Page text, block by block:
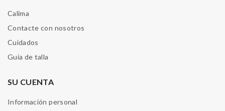
Calima
Contacte con nosotros
Cuidados
Guía de talla
SU CUENTA
Información personal